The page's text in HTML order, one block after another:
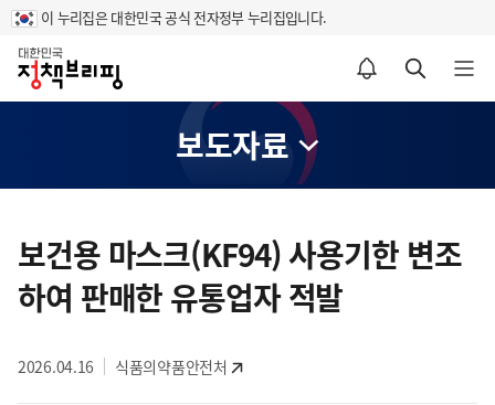
이 누리집은 대한민국 공식 전자정부 누리집입니다.
홈
알림설정 바로가기 검색 바로가기 메뉴 열기
보도자료
텐
츠
영
보건용 마스크(KF94) 사용기한 변조
하여 판매한 유통업자 적발
2026.04.16 식품의약품안전처